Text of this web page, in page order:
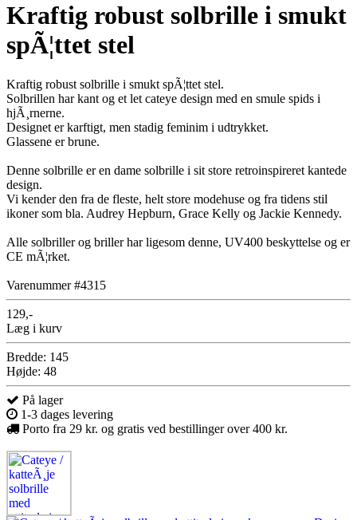
Kraftig robust solbrille i smukt
spÃ¦ttet stel
Kraftig robust solbrille i smukt spÃ¦ttet stel.
Solbrillen har kant og et let cateye design med en smule spids i
hjÃ¸rnerne.
Designet er karftigt, men stadig feminim i udtrykket.
Glassene er brune.
Denne solbrille er en dame solbrille i sit store retroinspireret kantede
design.
Vi kender den fra de fleste, helt store modehuse og fra tidens stil
ikoner som bla. Audrey Hepburn, Grace Kelly og Jackie Kennedy.
Alle solbriller og briller har ligesom denne, UV400 beskyttelse og er
CE mÃ¦rket.
Varenummer #4315
129,-
Læg i kurv
Bredde: 145
Højde: 48
På lager
1-3 dages levering
Porto fra 29 kr. og gratis ved bestillinger over 400 kr.